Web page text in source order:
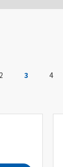
2 3 4